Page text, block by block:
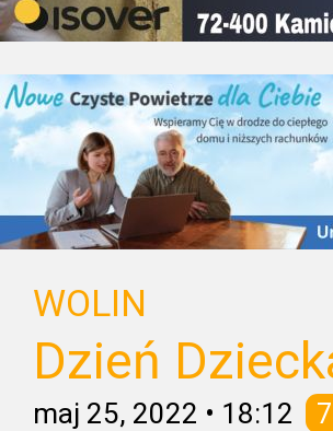
WOLIN
Dzień
maj 25, 2022 • 18:12